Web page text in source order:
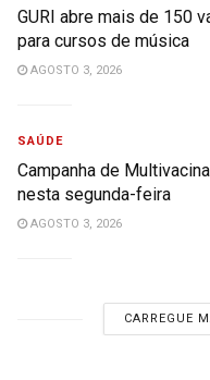
GURI abre mais de 150
para cursos de música
AGOSTO 3, 2026
SAÚDE
Campanha de
nesta segunda-feira
AGOSTO 3, 2026
CARREGUE